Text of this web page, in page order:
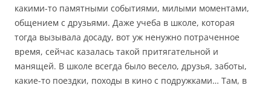
какими-то памятными событиями, милыми моментами,
общением с друзьями. Даже учеба в школе, которая
тогда вызывала досаду, вот уж ненужно потраченное
время, сейчас казалась такой притягательной и
манящей. В школе всегда было весело, друзья, заботы,
какие-то поездки, походы в кино с подружками… Там, в